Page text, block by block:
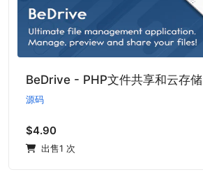
BeDrive - PHP文件共享和云存储
源码
$4.90
出售1 次